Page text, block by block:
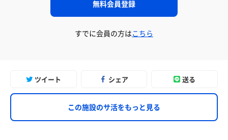
無料会員登録
すでに会員の方はこちら
ツイート シェア 送る
この施設のサ活をもっと見る